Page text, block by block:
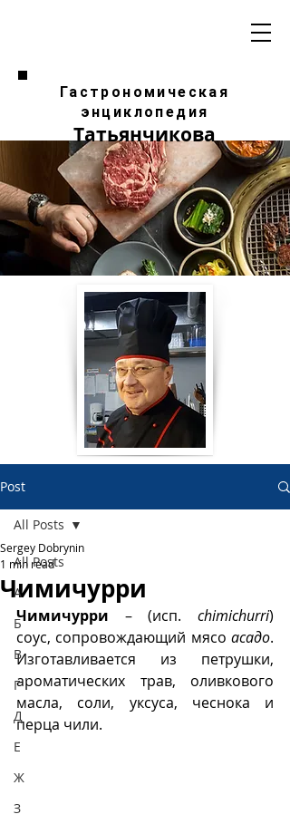
Гастрономическая
энциклопедия
Татьянчикова
Post
All Posts
А
Б
В
Г
Д
Е
Ж
З
All Posts
Чимичурри
Sergey Dobrynin
1 min read
Чимичурри – (исп. chimichurri)
соус, сопровождающий мясо асадо.
Изготавливается из петрушки,
ароматических трав, оливкового
масла, соли, уксуса, чеснока и
перца чили.